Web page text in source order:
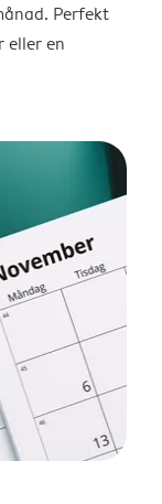
Perfekt
eller en